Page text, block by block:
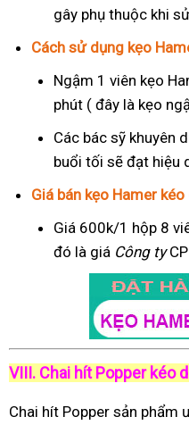
gây phụ thuộc khi
Cách sử dụng kẹo
Ngậm 1 viên kẹo
phút ( đây là kẹo
Các bác sỹ khuyên
buổi tối sẽ đạt hiệu
Giá bán kẹo Hamer
Giá 600k/1 hộp 8
đó là giá Công tyCP
VIII. Chai hít Popper kéo
Chai hít Popper sản phẩm